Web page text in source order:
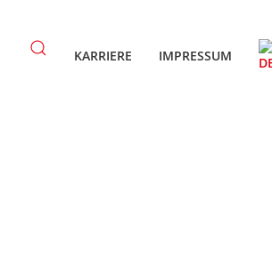
KARRIERE IMPRESSUM